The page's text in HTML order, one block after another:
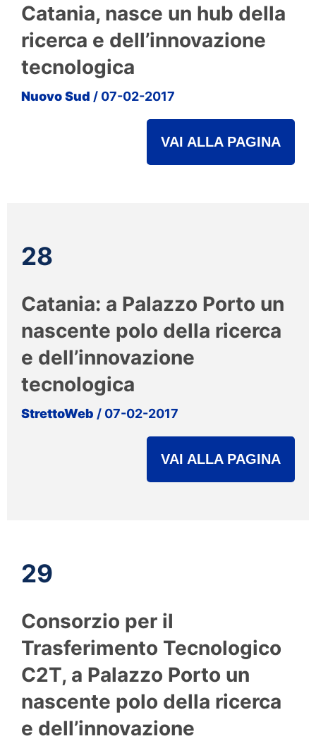
Catania, nasce un hub della
ricerca e dell’innovazione
tecnologica
Nuovo Sud / 07-02-2017
VAI ALLA PAGINA
28
Catania: a Palazzo Porto un
nascente polo della ricerca
e dell’innovazione
tecnologica
StrettoWeb / 07-02-2017
VAI ALLA PAGINA
29
Consorzio per il
Trasferimento Tecnologico
C2T, a Palazzo Porto un
nascente polo della ricerca
e dell’innovazione